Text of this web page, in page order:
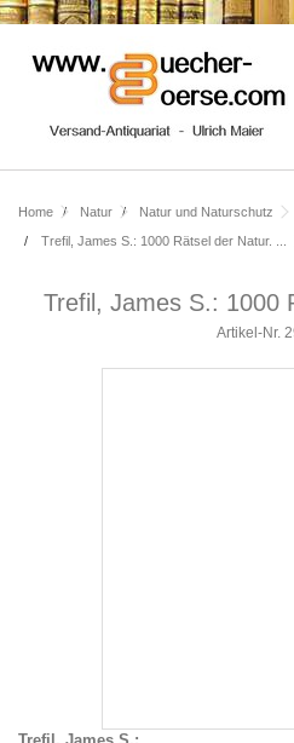
Home Natur
Natur und Naturschutz
Trefil, James S.: 1000 Rätsel der Natur. ...
Trefil, James S.: 1000
Artikel-Nr.